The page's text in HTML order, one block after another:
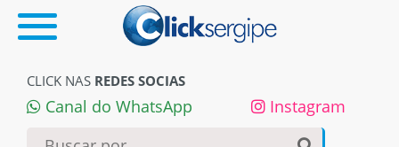
CLICK NAS REDES SOCIAS
Canal do WhatsApp Instagram